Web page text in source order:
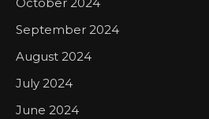
September 2024
August 2024
July 2024
June 2024